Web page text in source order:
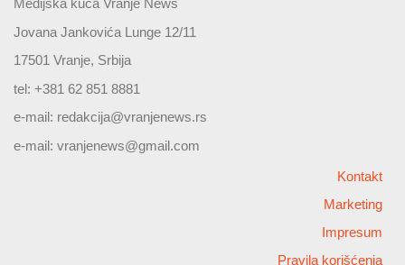
Medijska kuća Vranje News
Jovana Jankovića Lunge 12/11
17501 Vranje, Srbija
tel: +381 62 851 8881
e-mail: redakcija@vranjenews.rs
e-mail: vranjenews@gmail.com
Kontakt
Marketing
Impresum
Pravila korišćenja